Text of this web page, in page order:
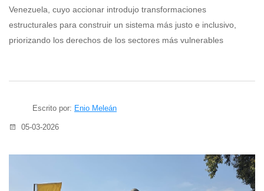
Venezuela, cuyo accionar introdujo transformaciones
estructurales para construir un sistema más justo e inclusivo,
priorizando los derechos de los sectores más vulnerables
Escrito por: Enio Meleán
05-03-2026